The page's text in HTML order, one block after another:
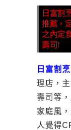
日富割
推薦，
之內定
壽司!
日富割
理店，
壽司等
家庭風
人覺得